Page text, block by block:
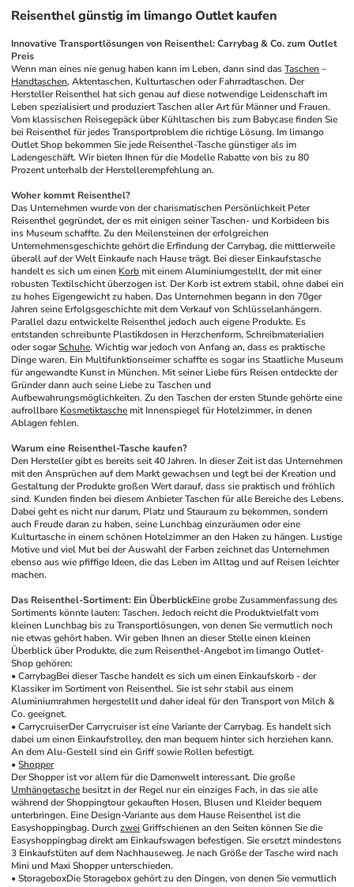
Reisenthel günstig im limango Outlet kaufen
Innovative Transportlösungen von Reisenthel: Carrybag & Co. zum Outlet
Preis
Wenn man eines nie genug haben kann im Leben, dann sind das Taschen
Handtaschen, Aktentaschen, Kulturtaschen oder Fahrradtaschen. Der
Hersteller Reisenthel hat sich genau auf diese notwendige Leidenschaft im
Leben spezialisiert und produziert Taschen aller Art für Männer und Frauen.
Vom klassischen Reisegepäck über Kühltaschen bis zum Babycase finden Sie
bei Reisenthel für jedes Transportproblem die richtige Lösung. Im limango
Outlet Shop bekommen Sie jede Reisenthel-Tasche günstiger als im
Ladengeschäft. Wir bieten Ihnen für die Modelle Rabatte von bis zu 80
Prozent unterhalb der Herstellerempfehlung an.
Woher kommt Reisenthel?
Das Unternehmen wurde von der charismatischen Persönlichkeit Peter
Reisenthel gegründet, der es mit einigen seiner Taschen- und Korbideen bis
ins Museum schaffte. Zu den Meilensteinen der erfolgreichen
Unternehmensgeschichte gehört die Erfindung der Carrybag, die mittlerweile
überall auf der Welt Einkaufe nach Hause trägt. Bei dieser Einkaufstasche
handelt es sich um einen Korb mit einem Aluminiumgestellt, der mit einer
robusten Textilschicht überzogen ist. Der Korb ist extrem stabil, ohne dabei ein
zu hohes Eigengewicht zu haben. Das Unternehmen begann in den 70ger
Jahren seine Erfolgsgeschichte mit dem Verkauf von Schlüsselanhängern.
Parallel dazu entwickelte Reisenthel jedoch auch eigene Produkte. Es
entstanden schreibunte Plastikdosen in Herzchenform, Schreibmaterialien
oder sogar Schuhe. Wichtig war jedoch von Anfang an, dass es praktische
Dinge waren. Ein Multifunktionseimer schaffte es sogar ins Staatliche Museum
für angewandte Kunst in München. Mit seiner Liebe fürs Reisen entdeckte der
Gründer dann auch seine Liebe zu Taschen und
Aufbewahrungsmöglichkeiten. Zu den Taschen der ersten Stunde gehörte eine
aufrollbare Kosmetiktasche mit Innenspiegel für Hotelzimmer, in denen
Ablagen fehlen.
Warum eine Reisenthel-Tasche kaufen?
Den Hersteller gibt es bereits seit 40 Jahren. In dieser Zeit ist das Unternehmen
mit den Ansprüchen auf dem Markt gewachsen und legt bei der Kreation und
Gestaltung der Produkte großen Wert darauf, dass sie praktisch und fröhlich
sind. Kunden finden bei diesem Anbieter Taschen für alle Bereiche des Lebens.
Dabei geht es nicht nur darum, Platz und Stauraum zu bekommen, sondern
auch Freude daran zu haben, seine Lunchbag einzuräumen oder eine
Kulturtasche in einem schönen Hotelzimmer an den Haken zu hängen. Lustige
Motive und viel Mut bei der Auswahl der Farben zeichnet das Unternehmen
ebenso aus wie pfiffige Ideen, die das Leben im Alltag und auf Reisen leichter
machen.
Das Reisenthel-Sortiment: Ein ÜberblickEine grobe Zusammenfassung des
Sortiments könnte lauten: Taschen. Jedoch reicht die Produktvielfalt vom
kleinen Lunchbag bis zu Transportlösungen, von denen Sie vermutlich noch
nie etwas gehört haben. Wir geben Ihnen an dieser Stelle einen kleinen
Überblick über Produkte, die zum Reisenthel-Angebot im limango Outlet-
Shop gehören:
• CarrybagBei dieser Tasche handelt es sich um einen Einkaufskorb - der
Klassiker im Sortiment von Reisenthel. Sie ist sehr stabil aus einem
Aluminiumrahmen hergestellt und daher ideal für den Transport von Milch &
Co. geeignet.
• CarrycruiserDer Carrycruiser ist eine Variante der Carrybag. Es handelt sich
dabei um einen Einkaufstrolley, den man bequem hinter sich herziehen kann.
An dem Alu-Gestell sind ein Griff sowie Rollen befestigt.
• Shopper
Umhängetasche besitzt in der Regel nur ein einziges Fach, in das sie alle
während der Shoppingtour gekauften Hosen, Blusen und Kleider bequem
unterbringen. Eine Design-Variante aus dem Hause Reisenthel ist die
Easyshoppingbag. Durch zwei Griffschienen an den Seiten können Sie die
Easyshoppingbag direkt am Einkaufswagen befestigen. Sie ersetzt mindestens
3 Einkaufstüten auf dem Nachhauseweg. Je nach Größe der Tasche wird nach
Mini und Maxi Shopper unterschieden.
• StorageboxDie Storagebox gehört zu den Dingen, von denen Sie vermutlich